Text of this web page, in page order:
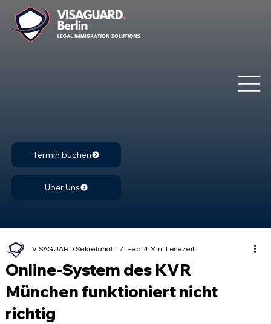
Termin buchen
Über Uns
Online-System des KVR
München funktioniert nicht
richtig
VISAGUARD Sekretariat 17. Feb. 4 Min. Lesezeit